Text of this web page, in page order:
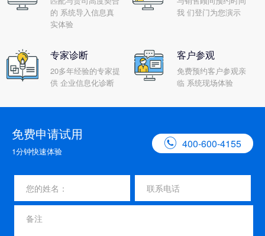
的 系统导入信息真
实体验
我 们登门为您演示
专家诊断
20多年经验的专家提
供 企业信息化诊断
客户参观
免费预约客户参观亲
临 系统现场体验
免费申请试用
1分钟快速体验
 400-600-4155